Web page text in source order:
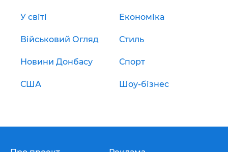
У світі Економіка
Військовий Огляд Стиль
Новини Донбасу Спорт
США Шоу-бізнес